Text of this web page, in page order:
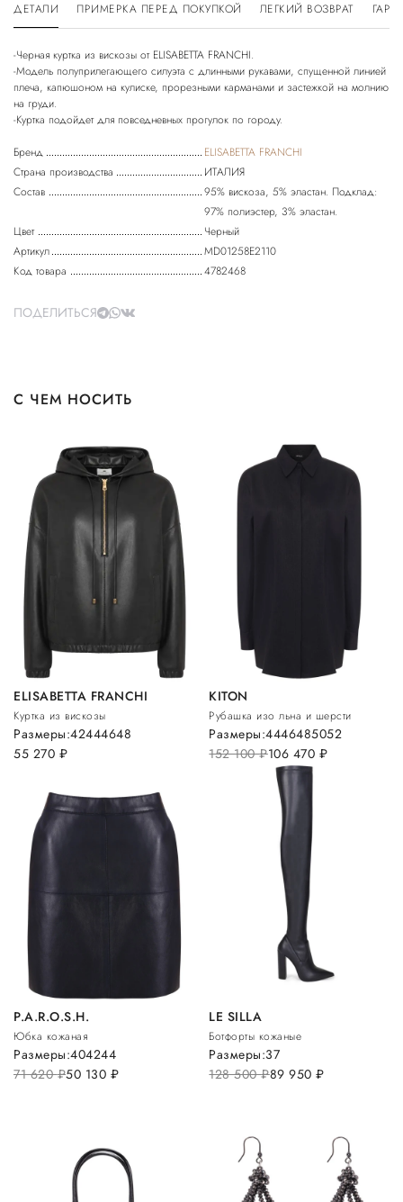
ДЕТАЛИ ПРИМЕРКА ПЕРЕД ПОКУПКОЙ ЛЕГКИЙ ВОЗВРАТ
-Черная куртка из вискозы от ELISABETTA FRANCHI.
-Модель полуприлегающего силуэта с длинными рукавами, спущенной линией
плеча, капюшоном на кулиске, прорезными карманами и застежкой на молнию
на груди.
Бренд
ELISABETTA FRANCHI
Страна производства
ИТАЛИЯ
Состав
95% вискоза, 5% эластан. Подклад:
97% полиэстер, 3% эластан.
Цвет
Черный
Артикул
MD01258E2110
Код товара
4782468
ПОДЕЛИТЬСЯ
С ЧЕМ НОСИТЬ
ELISABETTA FRANCHI
Куртка из вискозы
55 270 руб.
Размеры:42444648
KITON
Рубашка изо льна и шерсти
152 100руб.106 470 руб.
Размеры:4446485052
P.A.R.O.S.H.
Юбка кожаная
71 620руб.50 130 руб.
Размеры:404244
LE SILLA
Ботфорты кожаные
128 500руб.89 950руб.
Размеры:37